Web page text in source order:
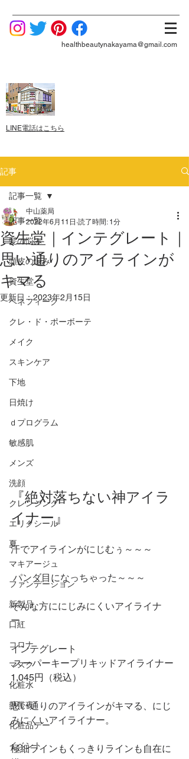
healthbeautynakayama@gmail.com
LINE電話はこちら
記事
記事一覧
髪の悩み
頭皮の悩み
資生堂
ベネフィーク
クレ・ド・ポーボーテ
メイク
スキンケア
下地
日焼け
ｄプログラム
敏感肌
メンズ
洗顔
クレンジング
エリクシール
夏
マキアージュ
ファンデーション
新製品
口紅
コロナ
マスク
化粧水
熱帯夜
化粧品デー
イベント
記事一覧
資生堂｜インテグレート｜
思い通りのアイラインが
キマる
中山薬局
2022年6月11日 読了時間: 1分
更新日：2023年2月15日
『絶対落ちない神アイラ
イナー』
汗でアイラインがにじむぅ～～～
パンダ目になっちゃった～～～
そんな方ににじみにくいアイライナ
ー。
インテグレート
スーパーキープリキッドアイライナー
1,045円（税込）
思い通りのアイラインがキマる、にじ
みにくいアイライナー。
極細ラインもくっきりラインも自在に